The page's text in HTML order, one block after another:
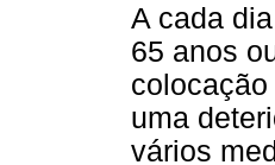
A cada
65 anos
uma
vários